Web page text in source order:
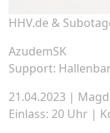
HHV.de &
AzudemSK
Support:
21.04.2023 |
Einlass: 20 Uhr |